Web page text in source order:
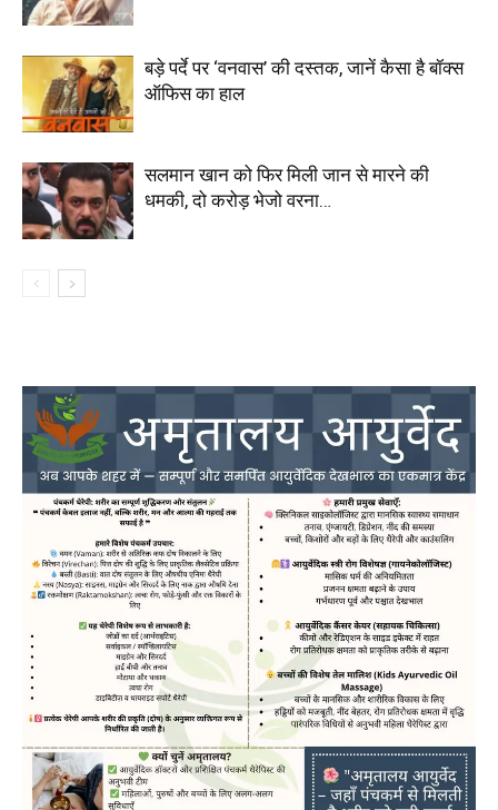
बड़े पर्दे पर ‘वनवास’ की दस्तक, जानें कैसा है बॉक्स
ऑफिस का हाल
सलमान खान को फिर मिली जान से मारने की
धमकी, दो करोड़ भेजो वरना…